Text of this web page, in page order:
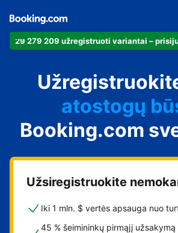
29 279 209 užregistruoti variantai –
viešbutį
atostogų
svečių
nakvynės su
namus
Booking.com
Užsiregistruokite
Iki 1 mln. $ vertės apsauga nuo
45 % šeimininkų pirmąjį